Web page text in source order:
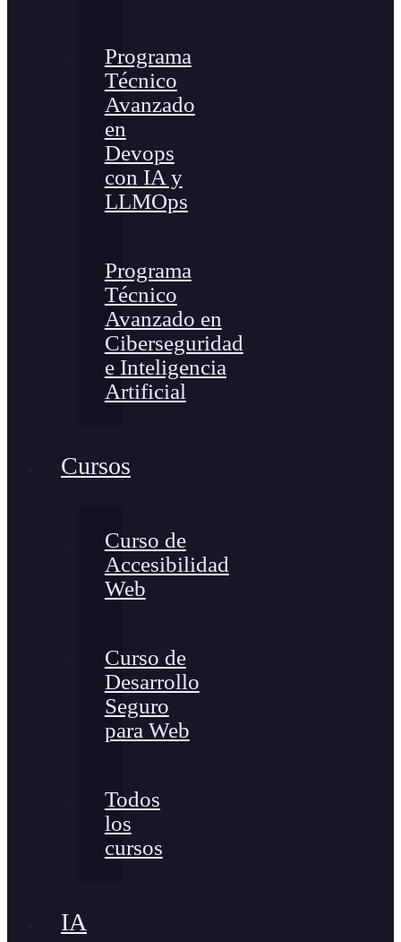
Programa
Técnico
Avanzado
en
Devops
con IA y
LLMOps
Programa
Técnico
Avanzado en
Ciberseguridad
e Inteligencia
Artificial
Cursos
Curso de
Accesibilidad
Web
Curso de
Desarrollo
Seguro
para Web
Todos
los
cursos
IA